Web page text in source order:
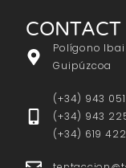
CONTACT
Polígono Ibai
Guipúzcoa
(+34) 943
(+34) 943
(+34) 619